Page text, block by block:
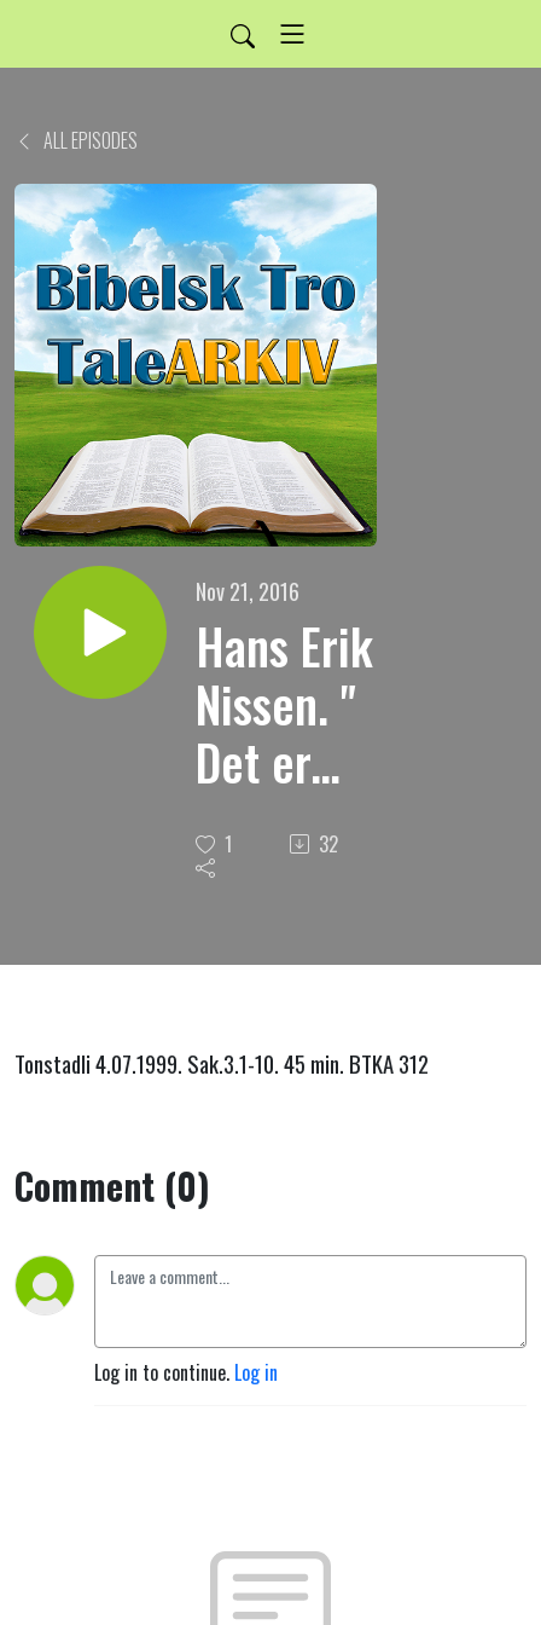
ALL EPISODES
Nov 21, 2016
Hans Erik
Nissen. "
Det er
kledningen
som
1 32
Tonstadli 4.07.1999. Sak.3.1-10. 45 min. BTKA 312
Comment (0)
Log in to continue. Log in